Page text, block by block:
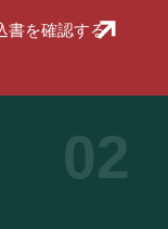
書を確認する↗
02